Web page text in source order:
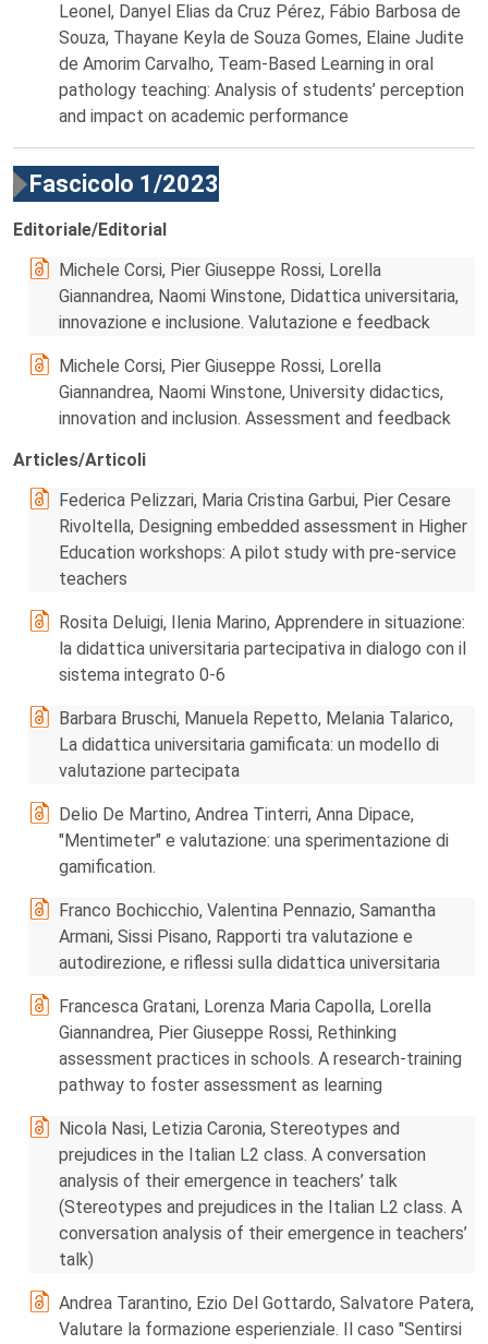
Leonel, Danyel Elias da Cruz Pérez, Fábio Barbosa de
Souza, Thayane Keyla de Souza Gomes, Elaine Judite
de Amorim Carvalho, Team-Based Learning in oral
pathology teaching: Analysis of students’ perception
and impact on academic performance
Fascicolo 1/2023
Editoriale/Editorial
Michele Corsi, Pier Giuseppe Rossi, Lorella
Giannandrea, Naomi Winstone, Didattica universitaria,
innovazione e inclusione. Valutazione e feedback
Michele Corsi, Pier Giuseppe Rossi, Lorella
Giannandrea, Naomi Winstone, University didactics,
innovation and inclusion. Assessment and feedback
Articles/Articoli
Federica Pelizzari, Maria Cristina Garbui, Pier Cesare
Rivoltella, Designing embedded assessment in Higher
Education workshops: A pilot study with pre-service
teachers
Rosita Deluigi, Ilenia Marino, Apprendere in situazione:
la didattica universitaria partecipativa in dialogo con il
sistema integrato 0-6
Barbara Bruschi, Manuela Repetto, Melania Talarico,
La didattica universitaria gamificata: un modello di
valutazione partecipata
Delio De Martino, Andrea Tinterri, Anna Dipace,
"Mentimeter" e valutazione: una sperimentazione di
gamification.
Franco Bochicchio, Valentina Pennazio, Samantha
Armani, Sissi Pisano, Rapporti tra valutazione e
autodirezione, e riflessi sulla didattica universitaria
Francesca Gratani, Lorenza Maria Capolla, Lorella
Giannandrea, Pier Giuseppe Rossi, Rethinking
assessment practices in schools. A research-training
pathway to foster assessment as learning
Nicola Nasi, Letizia Caronia, Stereotypes and
prejudices in the Italian L2 class. A conversation
analysis of their emergence in teachers’ talk
(Stereotypes and prejudices in the Italian L2 class. A
conversation analysis of their emergence in teachers’
talk)
Andrea Tarantino, Ezio Del Gottardo, Salvatore Patera,
Valutare la formazione esperienziale. Il caso "Sentirsi